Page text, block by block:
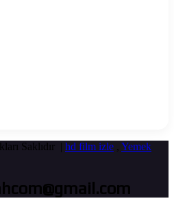
Saklıdır | hd film izle , Yemek